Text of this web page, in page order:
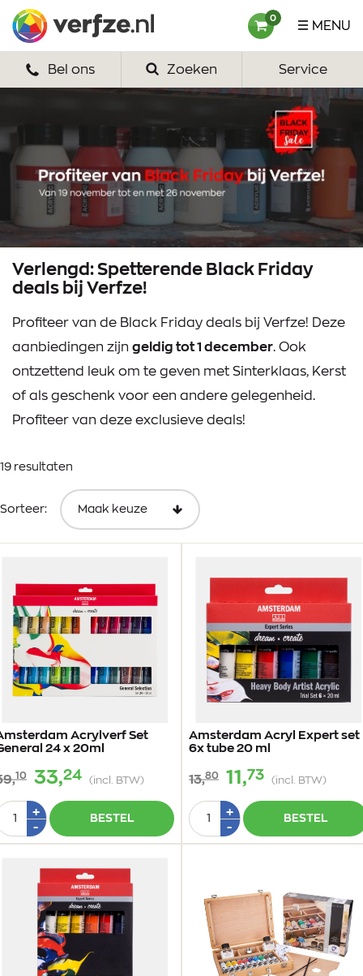
naar
content
MENU
0
HOME
VERFSETS
TEKENEN
VERFSPULLEN
ZAKELIJK
Bel ons Zoeken Service
Verlengd: Spetterende Black Friday
deals bij Verfze!
Profiteer van de Black Friday deals bij Verfze! Deze
aanbiedingen zijn geldig tot 1 december. Ook
ontzettend leuk om te geven met Sinterklaas, Kerst
of als geschenk voor een andere gelegenheid.
Profiteer van deze exclusieve deals!
19 resultaten
Sorteer:
Acrylverf Set
24 x 20ml
10 33,24 (incl. BTW)
+Plus
-Min
1
BESTEL
Amsterdam Acryl Expert set
6x tube 20 ml
13,80 11,73 (incl. BTW)
Aantal
+Plus
-Min
1
BESTEL